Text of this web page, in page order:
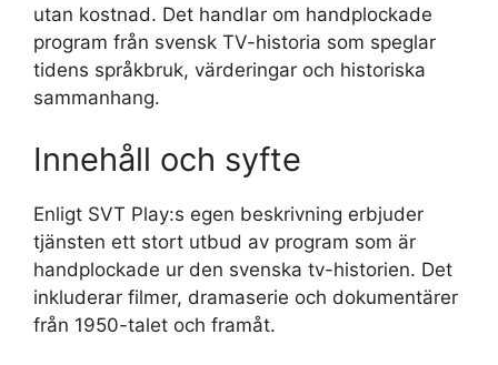
utan kostnad. Det handlar om handplockade
program från svensk TV-historia som speglar
tidens språkbruk, värderingar och historiska
sammanhang.
Innehåll och syfte
Enligt SVT Play:s egen beskrivning erbjuder
tjänsten ett stort utbud av program som är
handplockade ur den svenska tv-historien. Det
inkluderar filmer, dramaserie och dokumentärer
från 1950-talet och framåt.